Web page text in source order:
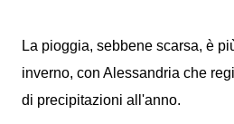
La pioggia, sebbene scarsa, è
inverno, con Alessandria che
di precipitazioni all'anno.